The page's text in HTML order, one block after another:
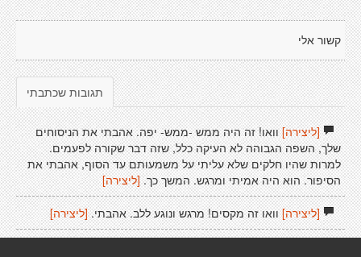
קשור אלי
תגובות שכתבתי
[ליצירה]וואו! זה היה ממש -ממש- יפה. אהבתי את הניסוחים
שלך, השפה הגבוהה לא העיקה כלל, שזה דבר שקורה לפעמים.
למרות שהיו חלקים שלא עליתי על משמעותם עד הסוף, אהבתי את
הסיפור. הוא היה אמיתי ומרגש. המשך כך.[ליצירה]
[ליצירה]וואו זה מקסים! מרגש ונוגע ללב. אהבתי.[ליצירה]